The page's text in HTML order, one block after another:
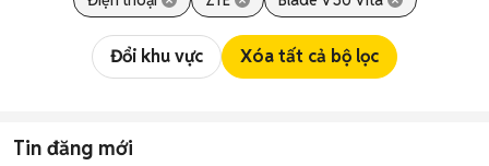
Đổi khu vực Xóa tất cả bộ lọc
Tin đăng mới